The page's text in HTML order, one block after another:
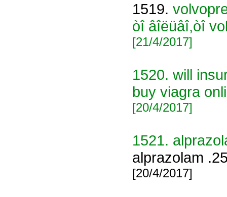
1519.
òî âîëüâî,òî
[21/4/2017]
1520. will
buy viagra
[20/4/2017]
1521.
alprazolam
[20/4/2017]